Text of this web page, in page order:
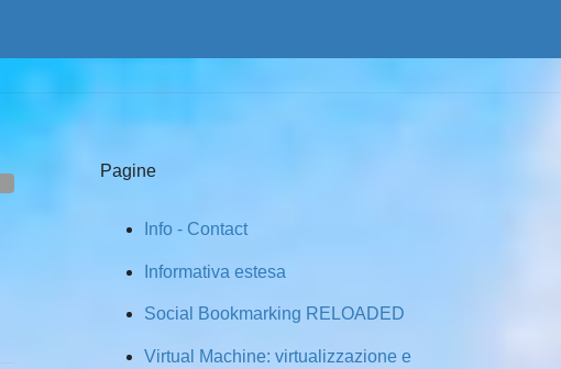
Pagine
Info - Contact
Informativa estesa
Social Bookmarking RELOADED
Virtual Machine: virtualizzazione e